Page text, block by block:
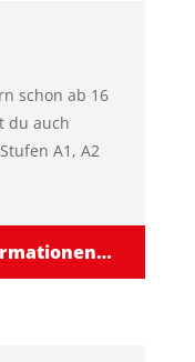
schon ab 16
du auch
A1, A2